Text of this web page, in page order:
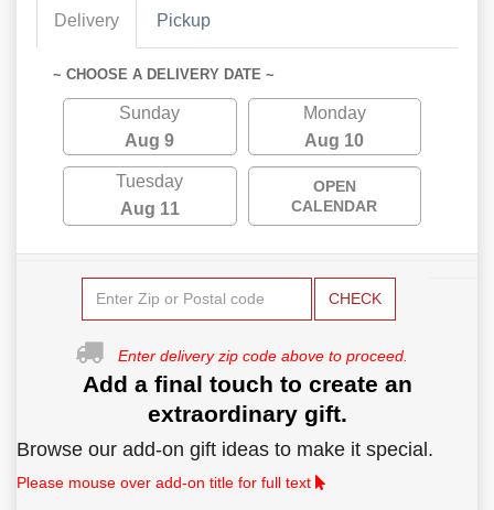
Delivery Pickup
~ CHOOSE A DELIVERY DATE ~
Sunday
Aug 9
Monday
Aug 10
Tuesday
Aug 11
OPEN
CALENDAR
CHECK
Enter delivery zip code above to proceed.
Add a final touch to create an
extraordinary gift.
Browse our add-on gift ideas to make it special.
Please mouse over add-on title for full text